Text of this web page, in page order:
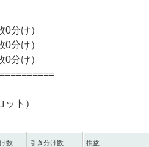
分け）
分け）
分け）
ト）
数 引き分け数 損益